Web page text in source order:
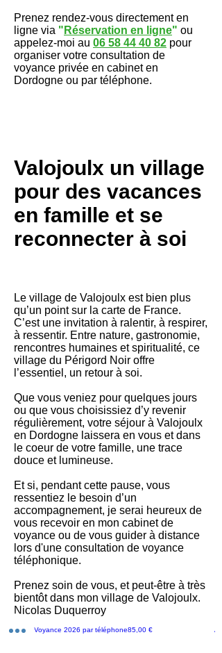
Prenez rendez-vous directement en
ligne via " Réservation en ligne" ou
appelez-moi au 06 58 44 40 82 pour
organiser votre consultation de
voyance privée en cabinet en
Dordogne ou par téléphone.
Valojoulx un village
pour des vacances
en famille et se
reconnecter à soi
Le village de Valojoulx est bien plus
qu’un point sur la carte de France.
C’est une invitation à ralentir, à respirer,
à ressentir. Entre nature, gastronomie,
rencontres humaines et spiritualité, ce
village du Périgord Noir offre
l’essentiel, un retour à soi.
Que vous veniez pour quelques jours
ou que vous choisissiez d’y revenir
régulièrement, votre séjour à Valojoulx
en Dordogne laissera en vous et dans
le coeur de votre famille, une trace
douce et lumineuse.
Et si, pendant cette pause, vous
ressentiez le besoin d’un
accompagnement, je serai heureux de
vous recevoir en mon cabinet de
voyance ou de vous guider à distance
lors d'une consultation de voyance
téléphonique.
Prenez soin de vous, et peut-être à très
bientôt dans mon village de Valojoulx.
Nicolas Duquerroy
2026
Grande Voyance 2026 par téléphonePrix
85,00 €